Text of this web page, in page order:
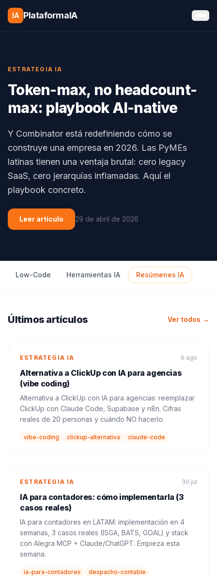
Saltar al contenido
IA PlataformaIA
ESTRATEGIA IA
Token-max, no headcount-
max: playbook AI-native
Y Combinator está redefiniendo cómo se
construye una empresa en 2026. Las PyMEs
latinas tienen una ventaja brutal: cero legacy
SaaS, cero jerarquías inflamadas. Aquí el
playbook concreto.
Leer artículo 29 de abril de 2026
Low-Code Herramientas IA Resúmenes IA
Últimos artículos Ver todos →
ESTRATEGIA IA 6 ago
Alternativa a ClickUp con IA para agencias
(vibe coding)
Alternativa a ClickUp con IA para agencias: reemplazar
ClickUp con Claude Code, Supabase y n8n. Cifras
reales de 20 personas y cuándo NO hacerlo.
vibe-coding clickup-alternativa claude-code
ESTRATEGIA IA 30 jul
IA para contadores: cómo implementarla (3
casos reales)
IA para contadores en LATAM: implementación en 4
semanas, 3 casos reales (ISGA, BATS, GOAL) y stack
con Alegra MCP + Claude/ChatGPT. Empieza esta
semana.
ia-para-contadores
despacho-contable